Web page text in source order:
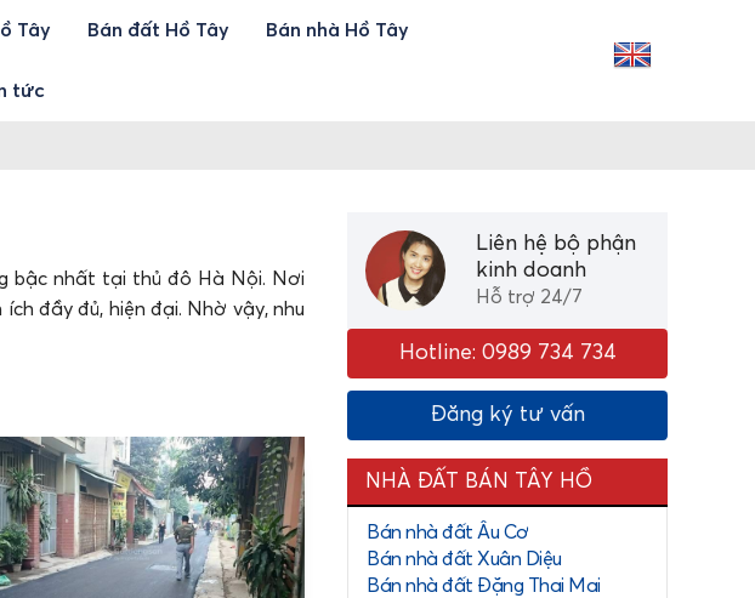
Tây Bán đất Hồ Tây Bán nhà Hồ Tây
tức
bậc nhất tại thủ đô Hà Nội. Nơi
đầy đủ, hiện đại. Nhờ vậy, nhu
huyết mạch đi qua như đường
của thành phố trở nên dễ dàng.
Liên hệ bộ phận
kinh doanh
Hỗ trợ 24/7
Hotline: 0989 734 734
Đăng ký tư vấn
NHÀ ĐẤT BÁN TÂY HỒ
Bán nhà đất Âu Cơ
Bán nhà đất Xuân Diệu
Bán nhà đất Đặng Thai Mai